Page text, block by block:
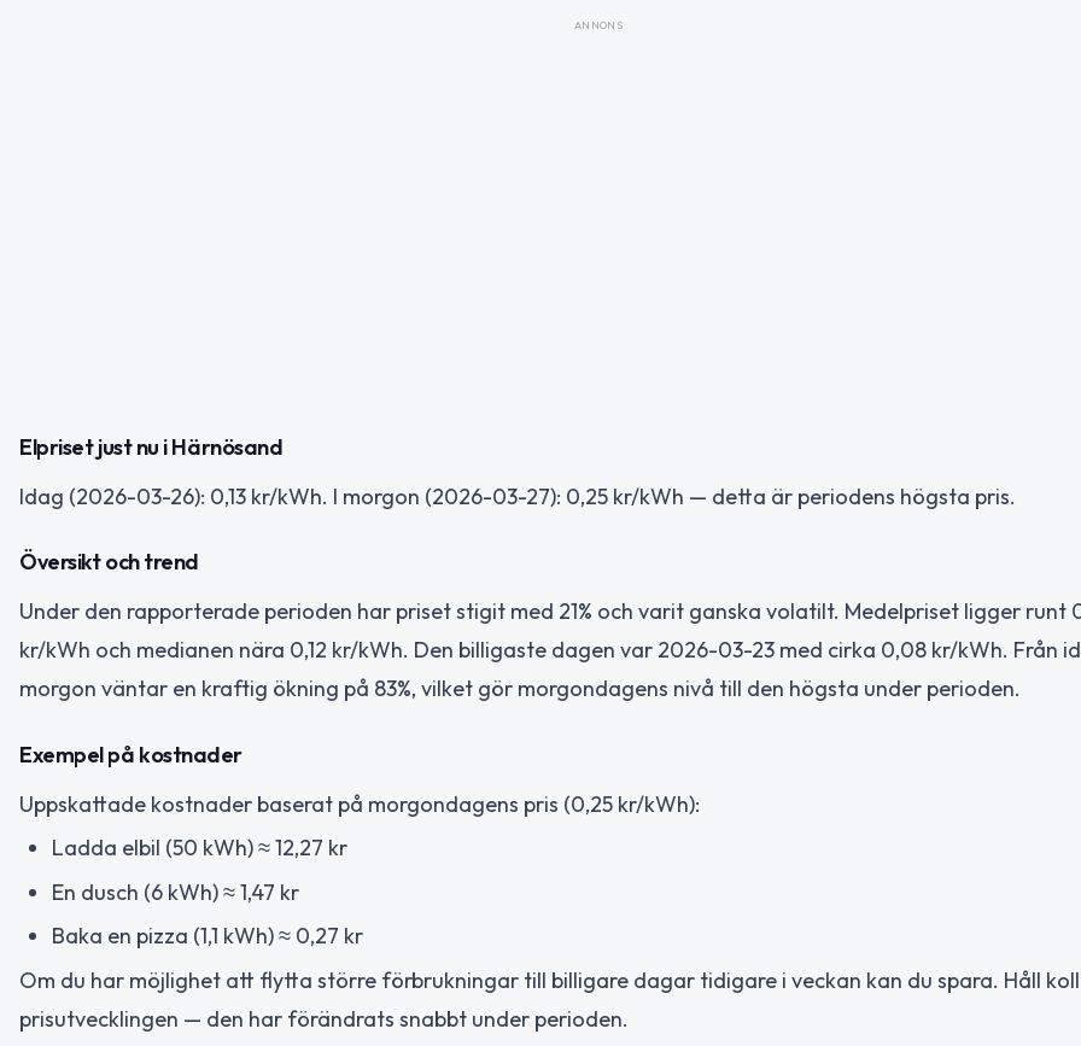
ANNONS
Elpriset just nu i Härnösand
Idag (2026-03-26): 0,13 kr/kWh. I morgon (2026-03-27): 0,25 kr/kWh — detta är periodens högsta pris.
Översikt och trend
Under den rapporterade perioden har priset stigit med 21% och varit ganska volatilt. Medelpriset ligger runt
kr/kWh och medianen nära 0,12 kr/kWh. Den billigaste dagen var 2026-03-23 med cirka 0,08 kr/kWh. Från
morgon väntar en kraftig ökning på 83%, vilket gör morgondagens nivå till den högsta under perioden.
Exempel på kostnader
Uppskattade kostnader baserat på morgondagens pris (0,25 kr/kWh):
Ladda elbil (50 kWh) ≈ 12,27 kr
En dusch (6 kWh) ≈ 1,47 kr
Baka en pizza (1,1 kWh) ≈ 0,27 kr
Om du har möjlighet att flytta större förbrukningar till billigare dagar tidigare i veckan kan du spara. Håll
prisutvecklingen — den har förändrats snabbt under perioden.